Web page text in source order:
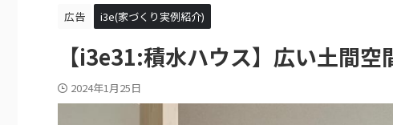
広告
i3e(家づくり実例紹介)
【i3e31:積水ハウス】広い土間
2024年1月25日